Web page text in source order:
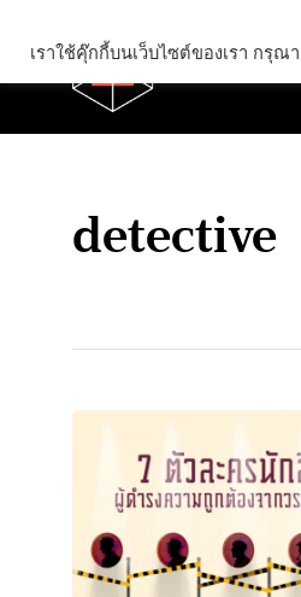
detective
เราใช้คุ๊กกี้บนเว็บไซต์ของเรา กรุณ